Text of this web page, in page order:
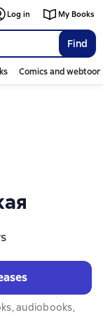
Find
Log in My Books
Comics and
audiobooks,